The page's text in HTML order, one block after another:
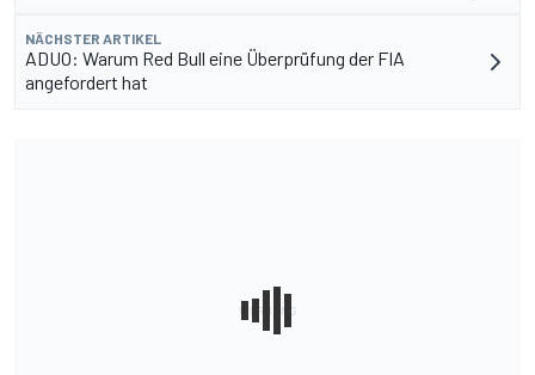
NÄCHSTER ARTIKEL
ADUO: Warum Red Bull eine Überprüfung der FIA
angefordert hat